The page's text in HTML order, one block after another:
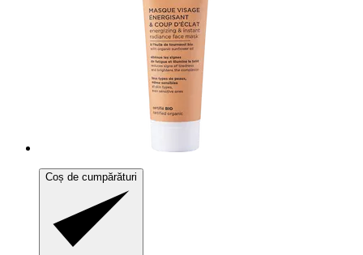
Coș de cumpărături